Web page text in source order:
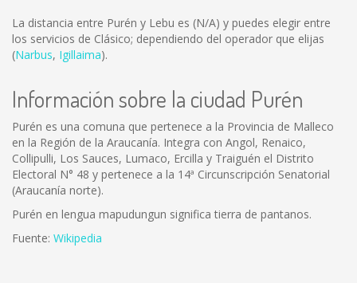
La distancia entre Purén y Lebu es (N/A) y puedes elegir entre
los servicios de Clásico; dependiendo del operador que elijas
(Narbus, Igillaima).
Información sobre la ciudad Purén
Purén es una comuna que pertenece a la Provincia de Malleco
en la Región de la Araucanía. Integra con Angol, Renaico,
Collipulli, Los Sauces, Lumaco, Ercilla y Traiguén el Distrito
Electoral N° 48 y pertenece a la 14ª Circunscripción Senatorial
(Araucanía norte).
Purén en lengua mapudungun significa tierra de pantanos.
Fuente: Wikipedia